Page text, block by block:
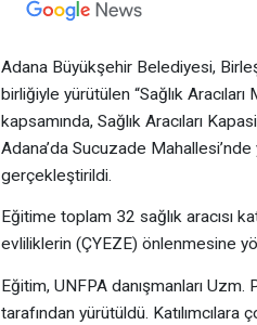
Adana Büyükşehir Belediyesi,
birliğiyle yürütülen “Sağlık
kapsamında, Sağlık Aracıları
Adana’da Sucuzade
gerçekleştirildi.
Eğitime toplam 32 sağlık aracısı
evliliklerin (ÇYEZE) önlenmesine
Eğitim, UNFPA danışmanları
tarafından yürütüldü.